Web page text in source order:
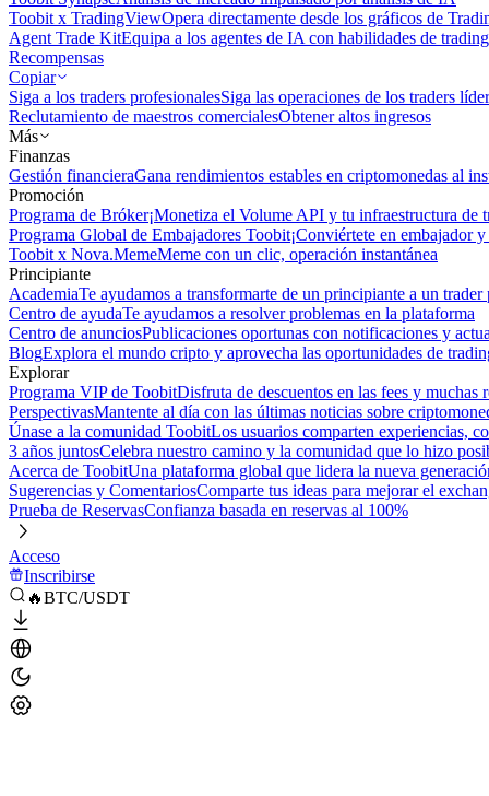
Toobit x TradingViewOpera directamente desde los gráficos de
Agent Trade KitEquipa a los agentes de IA con habilidades de
Recompensas
Copiar
Siga a los traders profesionalesSiga las operaciones de los traders
Reclutamiento de maestros comercialesObtener altos ingresos
Más
Finanzas
Gestión financieraGana rendimientos estables en criptomonedas al
Promoción
Programa de Bróker¡Monetiza el Volume API y tu infraestructura de
Programa Global de Embajadores Toobit¡Conviértete en embajador
Toobit x Nova.MemeMeme con un clic, operación instantánea
Principiante
AcademiaTe ayudamos a transformarte de un principiante a un trader
Centro de ayudaTe ayudamos a resolver problemas en la plataforma
Centro de anunciosPublicaciones oportunas con notificaciones y
BlogExplora el mundo cripto y aprovecha las oportunidades de
Explorar
Programa VIP de ToobitDisfruta de descuentos en las fees y muchas
PerspectivasMantente al día con las últimas noticias sobre
Únase a la comunidad ToobitLos usuarios comparten experiencias,
3 años juntosCelebra nuestro camino y la comunidad que lo hizo
Acerca de ToobitUna plataforma global que lidera la nueva
Sugerencias y ComentariosComparte tus ideas para mejorar el
Prueba de ReservasConfianza basada en reservas al 100%
Acceso
Inscribirse
🔥BTC/USDT